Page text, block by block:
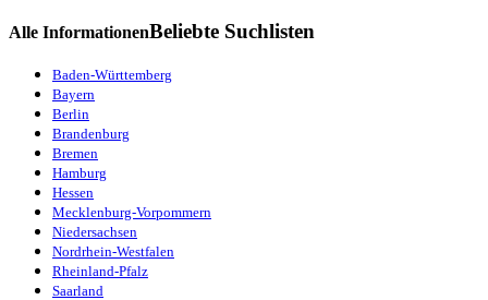
Alle InformationenBeliebte Suchlisten
Baden-Württemberg
Bayern
Berlin
Brandenburg
Bremen
Hamburg
Hessen
Mecklenburg-Vorpommern
Niedersachsen
Nordrhein-Westfalen
Rheinland-Pfalz
Saarland